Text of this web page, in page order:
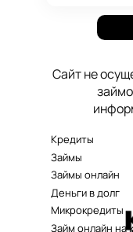
вашим
помощником
Сайт не
Кредиты
Займы
Займы онлайн
Деньги в долг
Микрокредиты
Займ онлайн на